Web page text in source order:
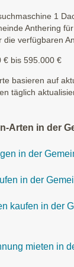
1
Anthering
die verfügbaren
€ bis 595.000 €
basieren auf
täglich
Arten in der
in der
in der
kaufen in der
mieten in